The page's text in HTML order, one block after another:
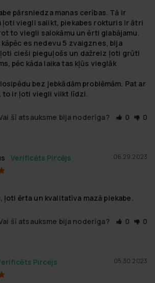
pārsniedza manas cerības. Tā ir
ļoti viegli salikt, piekabes rokturis ir ātri
to viegli salokāmu un ērti glabājamu.
es nedevu 5 zvaigznes, bija
cieši pieguļošs un dažreiz ļoti grūti
pēc kāda laika tas kļūs vieglāk
bez jebkādām problēmām. Pat ar
to ir ļoti viegli vilkt līdzi.
šī atsauksme bija noderīga? 0 0
06.29.2023
ļoti ērta un kvalitatīva mazā piekabe.
šī atsauksme bija noderīga? 0 0
05.30.2023